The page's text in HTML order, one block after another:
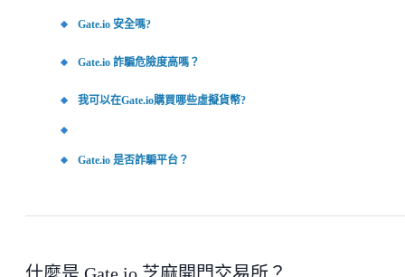
Gate.io 安全嗎?
Gate.io 詐騙危險度高嗎？
我可以在Gate.io購買哪些虛擬貨幣?
Gate.io 是否詐騙平台？